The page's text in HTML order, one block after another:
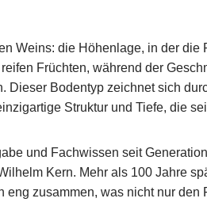
Weins: die Höhenlage, in der
Früchten, während der
Bodentyp zeichnet sich
Struktur und Tiefe, die
und Fachwissen seit
Kern. Mehr als 100 Jahre
zusammen, was nicht nur